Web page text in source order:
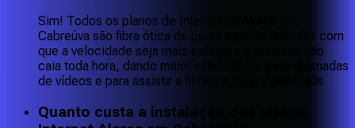
Sim! Todos os planos de Internet da Alares em
Cabreúva são fibra ótica de ponta a ponta, isso faz com
que a velocidade seja mais estável e a conexão não
caia toda hora, dando maior estabilidade para chamadas
de vídeos e para assistir a filmes e fazer downloads.
Quanto custa a instalação dos planos